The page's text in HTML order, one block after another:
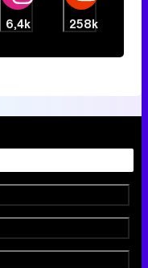
6,4k 258k